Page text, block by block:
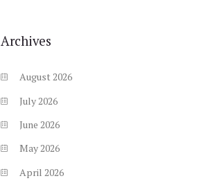
Archives
August2026
July 2026
June 2026
May2026
April 2026